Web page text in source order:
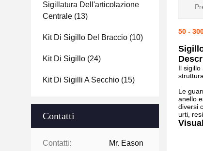
Sigillatura Dell'articolazione
Centrale (13)
Kit Di Sigillo Del Braccio (10)
Kit Di Sigillo (24)
Kit Di Sigilli A Secchio (15)
Contatti
Contatti: Mr. Eason
50 -
Il
Le
anello
diversi
urti,